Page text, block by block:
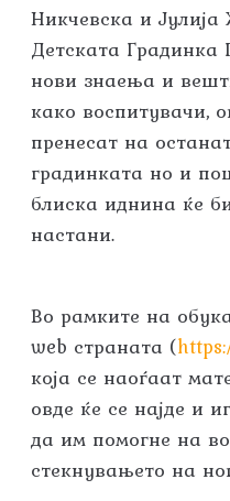
Никчевска и
Детската Градинка
нови знаења и
како воспитувачи,
пренесат на
градинката но и
блиска иднина ќе
настани.
Во рамките на
web страната (
која се наоѓаат
овде ќе се најде и
да им помогне на
стекнувањето на